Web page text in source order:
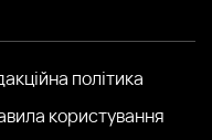
політика
користування